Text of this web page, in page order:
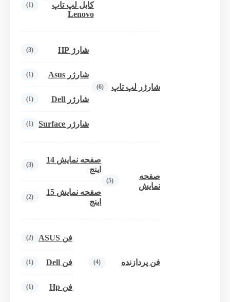
کابل لپ تاپ
Lenovo
(1)
شارژر لپ تاپ (6)
شارژ HP (3)
شارژر Asus (1)
شارژر Dell (1)
شارژر Surface (1)
صفحه
نمایش
(5)
صفحه نمایش 14
اینج
(3)
صفحه نمایش 15
اینج
(2)
فن پردازنده (4)
فن ASUS (2)
فن Dell (1)
فن Hp (1)